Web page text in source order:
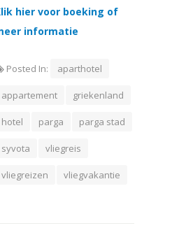
hier voor boeking of
informatie
Posted In: aparthotel
appartement griekenland
hotel parga parga stad
syvota vliegreis
vliegreizen vliegvakantie